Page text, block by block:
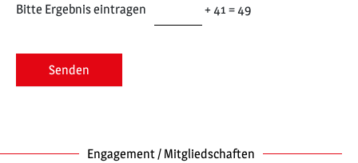
Bitte Ergebnis eintragen + 41 = 49
Engagement / Mitgliedschaften